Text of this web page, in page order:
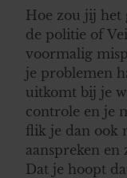
Hoe zou jij het
de politie of
voormalig
je problemen
uitkomt bij je
controle en je
flik je dan ook
aanspreken en
Dat je hoopt